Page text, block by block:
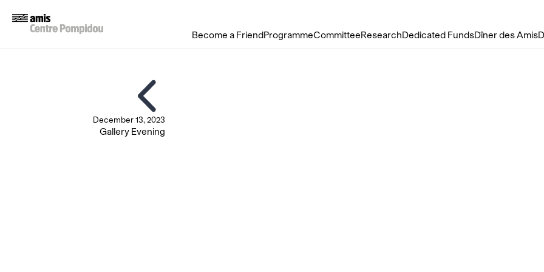
Become a Friend ProgrammeCommitteeResearchDedicated FundsDîner des Amis
December 13, 2023
Gallery Evening